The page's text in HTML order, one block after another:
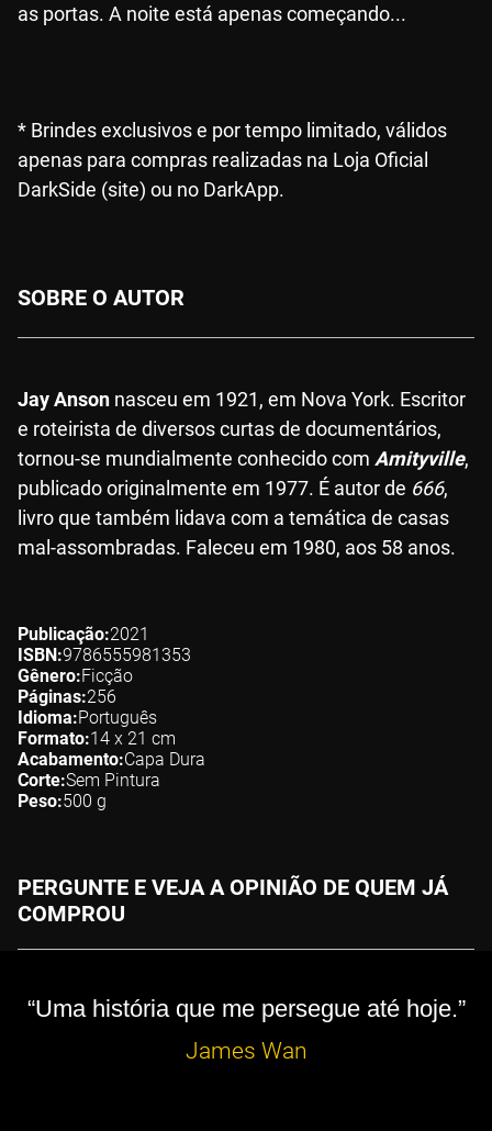
as portas. A noite está apenas começando...
* Brindes exclusivos e por tempo limitado, válidos
apenas para compras realizadas na Loja Oficial
DarkSide (site) ou no DarkApp.
SOBRE O AUTOR
Jay Anson nasceu em 1921, em Nova York. Escritor
e roteirista de diversos curtas de documentários,
tornou-se mundialmente conhecido com Amityville,
publicado originalmente em 1977. É autor de 666,
livro que também lidava com a temática de casas
mal-assombradas. Faleceu em 1980, aos 58 anos.
Publicação 2021
ISBN 9786555981353
Gênero Ficção
Páginas 256
Idioma Português
Formato 14 x 21 cm
Acabamento Capa Dura
Corte Sem Pintura
Peso 500 g
PERGUNTE E VEJA A OPINIÃO DE QUEM JÁ
COMPROU
“Uma história que me persegue até hoje.”
James Wan